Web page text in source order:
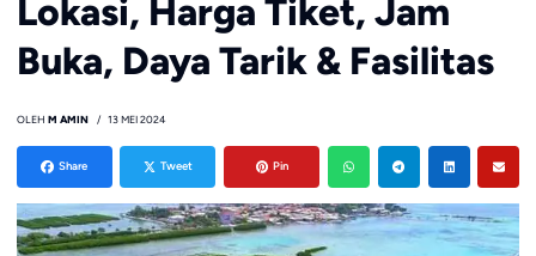
Lokasi, Harga Tiket, Jam
Buka, Daya Tarik & Fasilitas
OLEH M AMIN 13 MEI 2024
Share Tweet Pin